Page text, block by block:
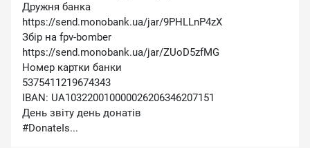
Дружня банка
https://send.monobank.ua/jar/9PHLLnP4zX
Збір на fpv-bomber
https://send.monobank.ua/jar/ZUoD5zfMG
Номер картки банки
5375411219674343
IBAN: UA103220010000026206346207151
День звіту день донатів
#DonateIs...